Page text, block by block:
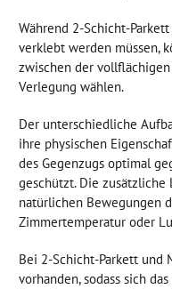
Während 2-Schicht-
verklebt werden müssen,
zwischen der
Verlegung wählen.
Der unterschiedliche
ihre physischen
des Gegenzugs optimal
geschützt. Die zusätzliche
natürlichen Bewegungen
Zimmertemperatur oder
Bei 2-Schicht-Parkett und
vorhanden, sodass sich